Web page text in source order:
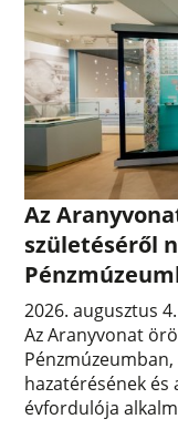
Az
születéséről
2026. augusztus
Az Aranyvonat
hazatérésének és
évfordulója